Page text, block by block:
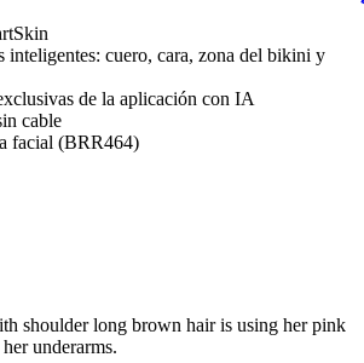
inteligentes: cuero, cara, zona del bikini y
de la aplicación con IA
cable
facial (BRR464)